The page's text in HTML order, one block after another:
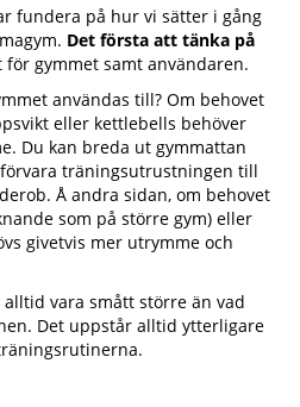
fundera på hur vi sätter i gång
Det första att tänka på
för gymmet samt användaren.
användas till? Om behovet
eller kettlebells behöver
Du kan breda ut gymmattan
träningsutrustningen till
Å andra sidan, om behovet
som på större gym) eller
givetvis mer utrymme och
vara smått större än vad
Det uppstår alltid ytterligare